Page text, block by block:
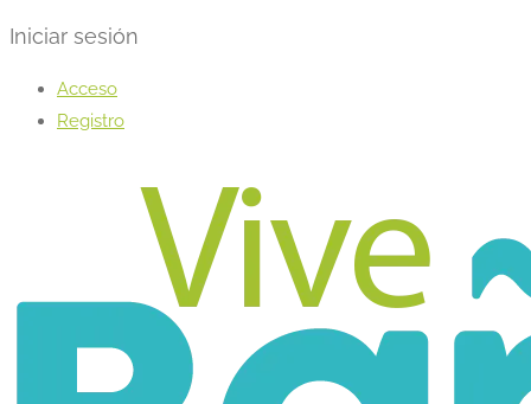
Iniciar sesión
Acceso
Registro